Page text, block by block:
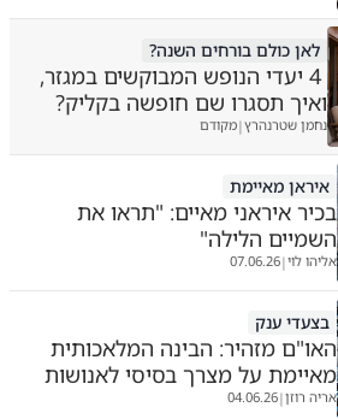
לאן כולם בורחים השנה?
4 יעדי הנופש המבוקשים במגזר,
ואיך תסגרו שם חופשה בקליק?
נחמן שטרנהרץ|מקודם
איראן מאיימת
בכיר איראני מאיים: "תראו את
השמיים הלילה"
אליהו לוי|
07.06.26
בצעדי ענק
האו"ם מזהיר: הבינה המלאכותית
מאיימת על מצרך בסיסי לאנושות
אריה רוזן|
04.06.26